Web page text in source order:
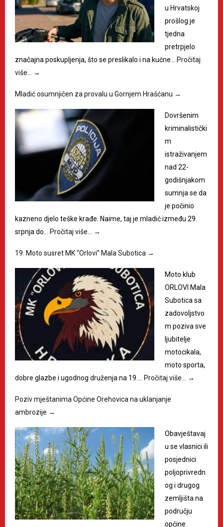
u Hrvatskoj
prošlog je
tjedna
pretrpjelo
značajna poskupljenja, što se preslikalo i na kućne… Pročitaj
više…
→
Mladić osumnjičen za provalu u Gornjem Hrašćanu →
Dovršenim
kriminalistički
m
istraživanjem
nad 22-
godišnjakom
sumnja se da
je počinio
kazneno djelo teške krađe. Naime, taj je mladić između 29.
srpnja do… Pročitaj više… →
19. Moto susret MK “Orlovi” Mala Subotica →
Moto klub
ORLOVI Mala
Subotica sa
zadovoljstvo
m poziva sve
ljubitelje
motocikala,
moto sporta,
dobre glazbe i ugodnog druženja na 19.… Pročitaj više… →
Poziv mještanima Općine Orehovica na uklanjanje
ambrozije →
Obavještavaj
u se vlasnici ili
posjednici
poljoprivredn
og i drugog
zemljišta na
području
općine